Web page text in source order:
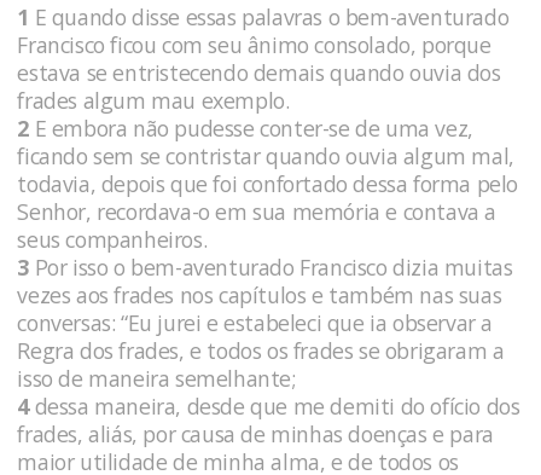
1 E quando disse essas palavras o bem-aventurado
Francisco ficou com seu ânimo consolado, porque
estava se entristecendo demais quando ouvia dos
frades algum mau exemplo.
2 E embora não pudesse conter-se de uma vez,
ficando sem se contristar quando ouvia algum mal,
todavia, depois que foi confortado dessa forma pelo
Senhor, recordava-o em sua memória e contava a
seus companheiros.
3 Por isso o bem-aventurado Francisco dizia muitas
vezes aos frades nos capítulos e também nas suas
conversas: “Eu jurei e estabeleci que ia observar a
Regra dos frades, e todos os frades se obrigaram a
isso de maneira semelhante;
4dessa maneira, desde que me demiti do ofício dos
frades, aliás, por causa de minhas doenças e para
maior utilidade de minha alma, e de todos os